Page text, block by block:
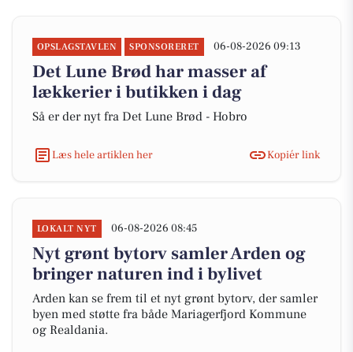
OPSLAGSTAVLEN SPONSORERET 06-08-2026 09:13
Det Lune Brød har masser af
lækkerier i butikken i dag
Så er der nyt fra Det Lune Brød - Hobro
Læs hele artiklen her Kopiér link
LOKALT NYT 06-08-2026 08:45
Nyt grønt bytorv samler Arden og
bringer naturen ind i bylivet
Arden kan se frem til et nyt grønt bytorv, der samler
byen med støtte fra både Mariagerfjord Kommune
og Realdania.